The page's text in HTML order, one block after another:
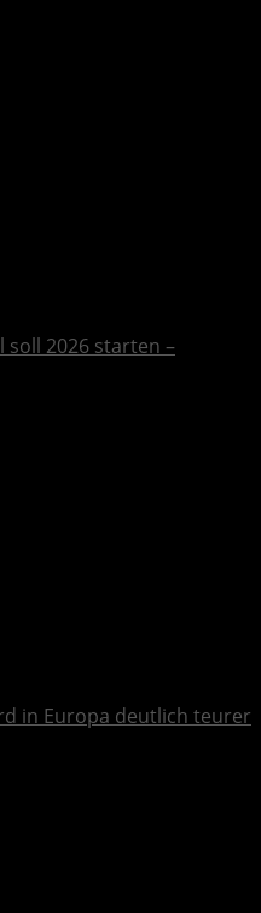
soll 2026 starten –
in Europa deutlich teurer